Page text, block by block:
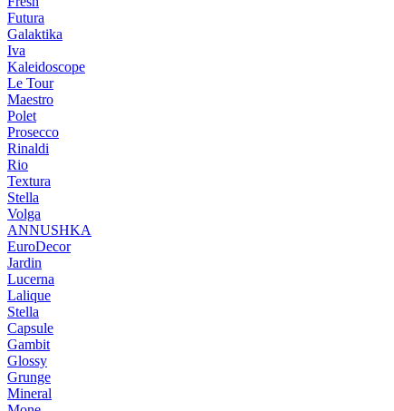
Futura
Galaktika
Iva
Kaleidoscope
Le Tour
Maestro
Polet
Prosecco
Rinaldi
Rio
Textura
Stella
Volga
ANNUSHKA
EuroDecor
Jardin
Lucerna
Lalique
Stella
Capsule
Gambit
Glossy
Grunge
Mineral